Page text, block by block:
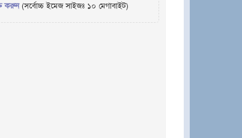
করুন(সর্বোচ্চ ইমেজ সাইজঃ ১০ মেগাবাইট)